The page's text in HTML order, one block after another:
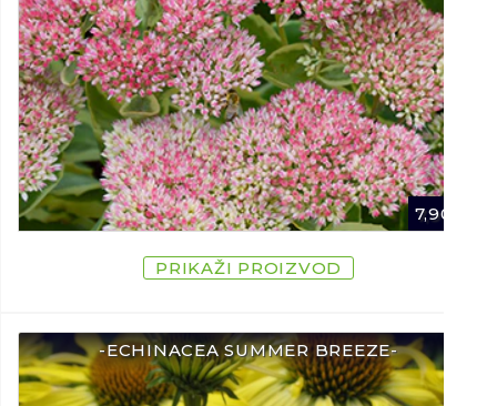
7,90
PRIKAŽI PROIZVOD
-ECHINACEA SUMMER BREEZE-